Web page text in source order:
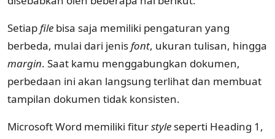
Setiapfile bisa saja memiliki pengaturan yang
berbeda, mulai dari jenisfont, ukuran tulisan, hingga
margin. Saat kamu menggabungkan dokumen,
perbedaan ini akan langsung terlihat dan membuat
tampilan dokumen tidak konsisten.
Microsoft Word memiliki fiturstyle seperti Heading 1,